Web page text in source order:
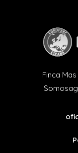
Finca